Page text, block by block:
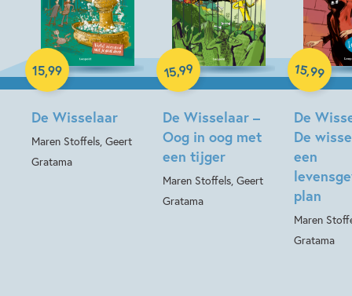
De Wisselaar
Maren Stoffels, Geert
Gratama
15,99
Hardcover
De Wisselaar –
Oog in oog met
een tijger
Maren Stoffels, Geert
Gratama
15,99
Hardcover
De
De
een
plan
Maren
Gratama
15,99
Hardcover